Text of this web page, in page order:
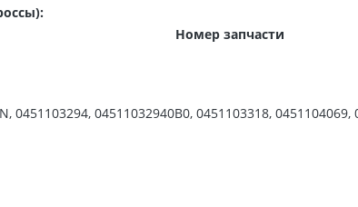
Номер запчасти
0451103294, 04511032940B0, 0451103318, 0451104069,